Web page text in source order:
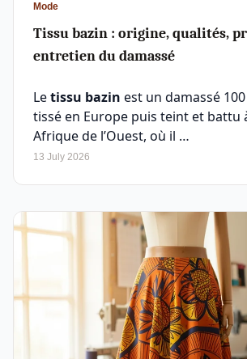
Mode
Tissu bazin : origine, qualités,
entretien du damassé
Letissu bazin est un damassé
tissé en Europe puis teint et battu
Afrique de l’Ouest, où il …
13 July 2026